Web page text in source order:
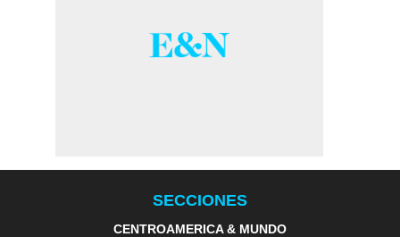
SECCIONES
CENTROAMERICA & MUNDO